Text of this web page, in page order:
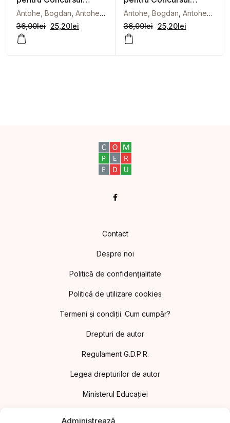
Administrează
școlar național
COMPER, Limba și
literatura română.
Antohe, Bogdan Antohe, Florin ,Antonescu, Marius,
36,00lei 25,20lei
școlar național
COMPER, Limba și
literatura
Antohe, Bogdan Antohe, Florin
36,00lei 25,20lei
Facebook
Contact
Despre noi
Politică de confidențialitate
Politică de utilizare cookies
Termeni și condiții. Cum cumpăr?
Drepturi de autor
Regulament G.D.P.R.
Legea drepturilor de autor
Ministerul Educației